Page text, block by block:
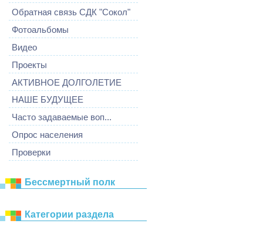
Обратная связь СДК "Сокол"
Фотоальбомы
Видео
Проекты
АКТИВНОЕ ДОЛГОЛЕТИЕ
НАШЕ БУДУЩЕЕ
Часто задаваемые воп...
Опрос населения
Проверки
Бессмертный полк
Категории раздела